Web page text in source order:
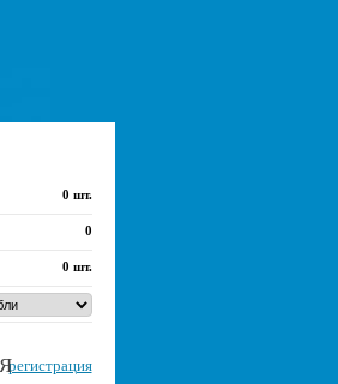
0 шт.
0
0 шт.
регистрация